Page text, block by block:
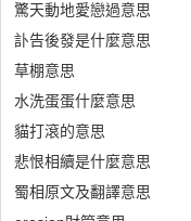
驚天動地愛戀過意思
訃告後發是什麼意思
草棚意思
水洗蛋蛋什麼意思
貓打滾的意思
悲恨相續是什麼意思
蜀相原文及翻譯意思